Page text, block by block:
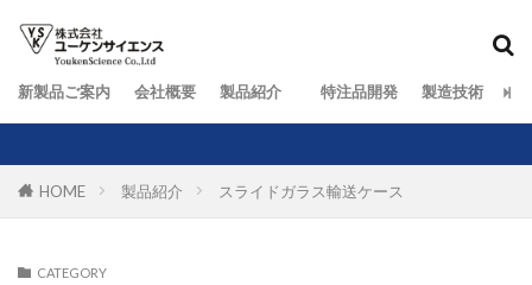
新製品ご案内 会社概要 製品紹介 特注品開発 製造技術 お
HOME 製品紹介 スライドガラス輸送ケース
CATEGORY